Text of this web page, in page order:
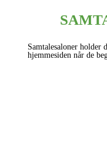
Samtalesaloner holder
hjemmesiden når de